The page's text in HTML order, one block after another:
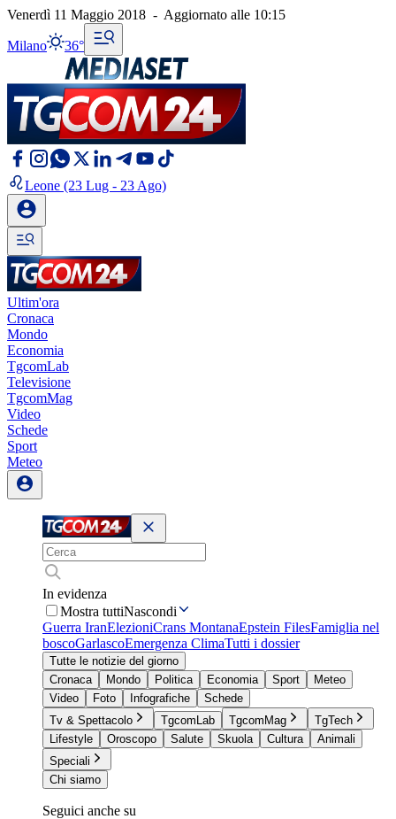
Venerdì 11 Maggio 2018 - Aggiornato alle 10:15
Milano 36°
Leone (23 Lug - 23 Ago)
Ultim'ora
Cronaca
Mondo
Economia
TgcomLab
Televisione
TgcomMag
Video
Schede
Sport
Meteo
In evidenza
Mostra tuttiNascondi
Guerra IranElezioniCrans MontanaEpstein FilesFamiglia nel
boscoGarlascoEmergenza ClimaTutti i dossier
Tutte le notizie del giorno
Cronaca
Mondo Politica Economia Sport
Meteo
Video
Foto Infografiche
Schede
Tv & Spettacolo
TgcomLab TgcomMag
TgTech
Lifestyle
Oroscopo Salute Skuola Cultura
Animali
Speciali
Chi siamo
Seguici anche su